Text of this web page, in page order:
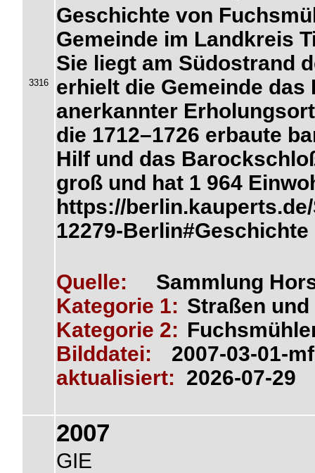
3316
Geschichte von
Gemeinde im Landkreis
Sie liegt am Südostrand
erhielt die Gemeinde das
anerkannter
die 1712–1726 erbaute
Hilf und das
groß und hat 1 964
https://
12279-Berlin#Geschichte
Quelle:
Sammlung
Kategorie 1: Straßen und
Kategorie 2:
Bilddatei:
2007-03-01-
aktualisiert: 2026-07-29
2007
GIE